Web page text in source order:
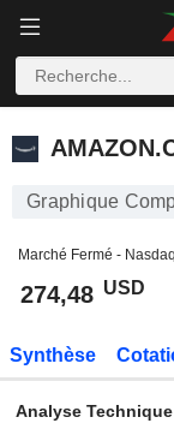
AMAZON.COM,
Graphique
Marché Fermé - Nasdaq
274,48 USD
Synthèse
Analyse Technique